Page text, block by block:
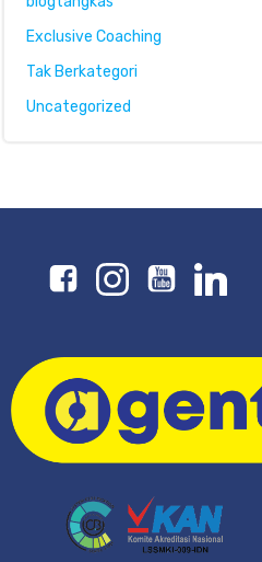
Exclusive Coaching
Tak Berkategori
Uncategorized